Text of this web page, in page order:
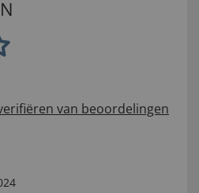
van beoordelingen